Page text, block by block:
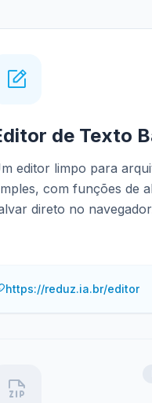
de Texto
editor limpo para
com funções de
direto no
https://reduz.ia.br/editor